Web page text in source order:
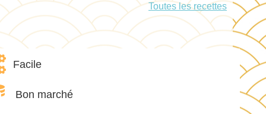
Toutes les recettes
Facile
Bon marché